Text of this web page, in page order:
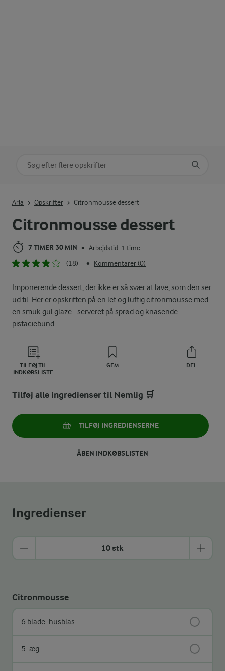
Citronmousse dessert
7 TIMER 30 MIN • Arbejdstid: 1 time
(18)
• Kommentarer (0)
Imponerende dessert, der ikke er så svær at lave, som den ser
ud til. Her er opskriften på en let og luftig citronmousse med
en smuk gul glaze - serveret på sprød og knasende
pistaciebund.
TILFØJ TIL
INDKØBSLISTE
GEM DEL
Arla Opskrifter Citronmousse dessert
Tilføj alle ingredienser til Nemlig 🛒
TILFØJ INGREDIENSERNE
ÅBEN INDKØBSLISTEN
Ingredienser
10 stk
Citronmousse
6 blade husblas
5 æg
Søg på kategori